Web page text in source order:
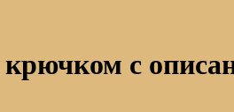
крючком с